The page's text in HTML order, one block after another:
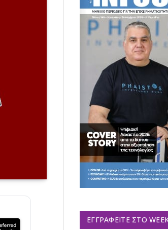
ΕΓΓΡΑΦΕΊΤΕ ΣΤΟ